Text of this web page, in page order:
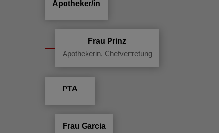
Apotheker/in
Frau Prinz
Apothekerin, Chefvertretung
PTA
Frau Garcia